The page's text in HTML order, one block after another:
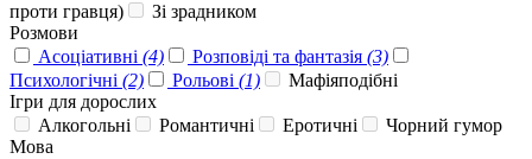
проти гравця)
Зі зрадником
Розмови
Асоціативні (4) Розповіді та фантазія (3)
Психологічні (2) Рольові (1)
Мафіяподібні
Ігри для дорослих
Алкогольні
Романтичні Еротичні
Чорний гумор
Мова